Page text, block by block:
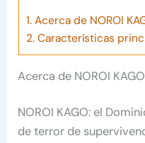
1.Acerca de NOROI
2.Características
Acerca de NOROI
NOROI KAGO: el
de terror de